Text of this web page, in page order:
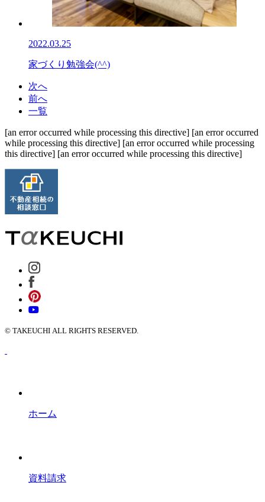
2022.03.25
家づくり勉強会(^^)
次へ
前へ
一覧
[an error occurred while processing this directive] [an error occurred
while processing this directive] [an error occurred while processing
this directive] [an error occurred while processing this directive]
© TAKEUCHI ALL RIGHTS RESERVED.
ホーム
資料請求